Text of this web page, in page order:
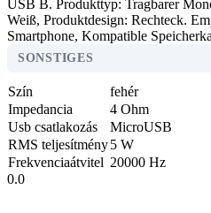
USB B. Produkttyp: Tragbarer
Weiß, Produktdesign: Rechteck.
Smartphone, Kompatible
SONSTIGES
Szín
fehér
Impedancia
4 Ohm
Usb csatlakozás
MicroUSB
RMS teljesítmény5 W
Frekvenciaátvitel 20000 Hz
0.0